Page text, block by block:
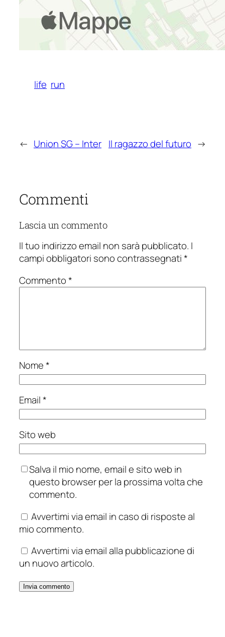
life run
← Union SG – Inter Il ragazzo del futuro →
Commenti
Lascia un commento
Il tuo indirizzo email non sarà pubblicato. I
campi obbligatori sono contrassegnati*
Commento*
Nome*
Email*
Sito web
Salva il mio nome, email e sito web in
questo browser per la prossima volta che
commento.
Avvertimi via email in caso di risposte al
mio commento.
Avvertimi via email alla pubblicazione di
un nuovo articolo.